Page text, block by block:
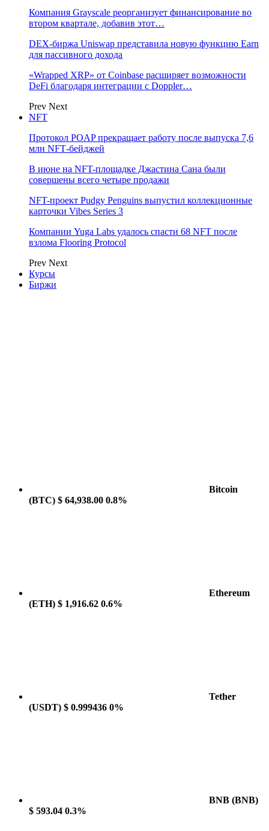
Компания Grayscale реорганизует финансирование во
втором квартале, добавив этот…
DEX-биржа Uniswap представила новую функцию Earn
для пассивного дохода
«Wrapped XRP» от Coinbase расширяет возможности
DeFi благодаря интеграции с Doppler…
Prev Next
NFT
Протокол POAP прекращает работу после выпуска 7,6
млн NFT‑бейджей
В июне на NFT-площадке Джастина Сана были
совершены всего четыре продажи
NFT-проект Pudgy Penguins выпустил коллекционные
карточки Vibes Series 3
Компании Yuga Labs удалось спасти 68 NFT после
взлома Flooring Protocol
Prev Next
Курсы
Биржи
Bitcoin
(BTC) $ 64,938.00 0.8%
Ethereum
(ETH) $ 1,916.62 0.6%
Tether
(USDT) $ 0.999436 0%
BNB (BNB)
$ 593.04 0.3%